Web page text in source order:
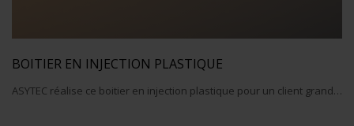
BOITIER EN INJECTION PLASTIQUE
ASYTEC réalise ce boitier en injection plastique pour un client grand…